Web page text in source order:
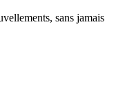
sans jamais